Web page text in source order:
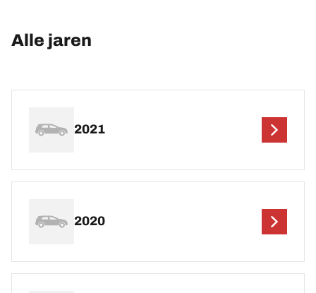
Alle jaren
2021
2020